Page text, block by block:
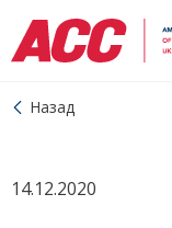
Назад
14.12.2020